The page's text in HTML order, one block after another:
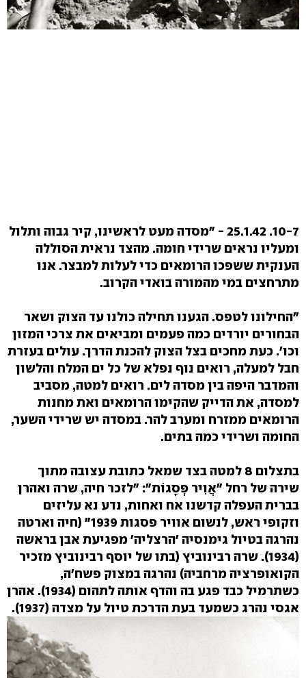
10-7.
25.1.42 - "מסדה מעט לראשינו, קיר גבוה ותלול
ומעליו נראים שרידי חומה. מהצד נראית הסוללה
הענקית ששפכו הרומאים כדי לעלות למבצר. אנו
מתרחצים במי מהמורה בואדי הקרוב.
"החילונו לטפס. הגענו תחילה כולנו עד הצוק ושאר
הבחורים יורדים כמה פעמים ומביאים את צרכי המזון
וכו'. כעת מחכים בצל הצוק להכנת הדרך. עולים בעזרת
חבל למעלה, רואים נוף נפלא של כל ים המלח והלשון
והמדבר היפה בין מסדה לים. רואים למטה, מסביב
למסדה, את הדייק שהקימו הרומאים ואת מחנות
הרומאים ממזרח ומערב להר. במסדה יש שרידי השער,
החומה ושרידי כמה בתים.
בתצלום 8 למטה בצד שמאל כתובת עצובה מתוך
שירה של רחל "אֲוִיר פְּסָגוֹת": "לזכר חיה, שרה ואהרן
בברית העפלה קדשנו אח ואחות, נדע נא עליזים
וזקופי ראש, לנשום אוויר פסגות 1939" (חיה וארטה
נהרגה בטיול גימנסיה 'הרצליה' מפגיעת אבן בראשה
(1934).
שרה רבינוביץ (בתו של יוסף רבינוביץ מזכיר
הקואופרציה מרחביה) נהרגה במצוק פשח'ה,
כשתרמיל כבד פגע בה והדף אותה לתהום (1934).
אהרן
אגסי נהרג כשמעד בעת הדרכת טיול על מצדה (1937).